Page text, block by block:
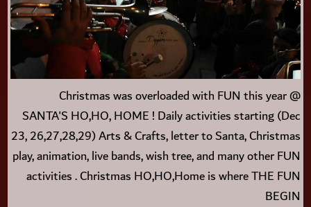
Christmas was overloaded with FUN this year @
SANTA'S HO,HO, HOME ! Daily activities starting (Dec
23, 26,27,28,29) Arts & Crafts, letter to Santa, Christmas
play, animation, live bands, wish tree, and many other FUN
activities . Christmas HO,HO,Home is where THE FUN
BEGIN